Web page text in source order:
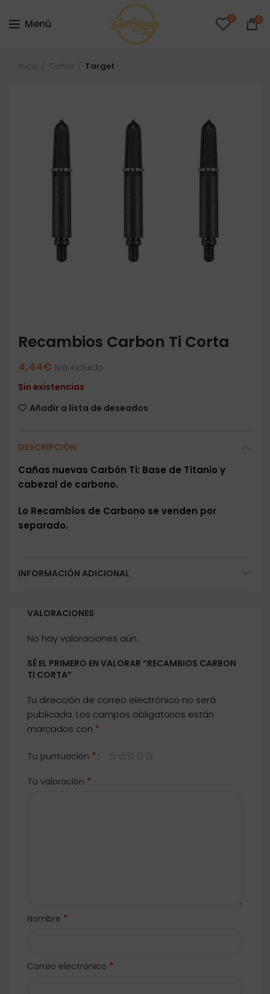
Menú 0 0
Inicio Cañas Target
Recambios Carbon Ti Corta
4,44€ Iva incluido
Sin existencias
Añadir a lista de deseados
DESCRIPCIÓN
Cañas nuevas Carbón Ti: Base de Titanio y
cabezal de carbono.
Lo Recambios de Carbono se venden por
separado.
INFORMACIÓN ADICIONAL
VALORACIONES
No hay valoraciones aún.
SÉ EL PRIMERO EN VALORAR “RECAMBIOS CARBON
TI CORTA”
Tu dirección de correo electrónico no será
publicada. Los campos obligatorios están
marcados con *
Tu puntuación *
Tu valoración *
Nombre *
Correo electrónico *